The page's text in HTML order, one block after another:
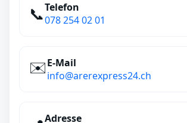
📞Telefon
078 254 02 01
✉️E‑Mail
info@arerexpress24.ch
Adresse